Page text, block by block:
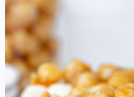
about
Mini
karamel
slofjes
met
gekaramelliseerde
macadamia's